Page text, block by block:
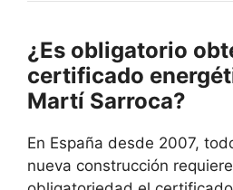
¿Es obligatorio
certificado
Martí Sarroca?
En España desde 2007,
nueva construcción